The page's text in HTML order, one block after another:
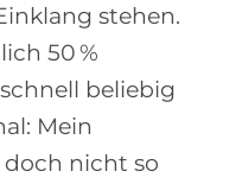
stehen.
50 %
beliebig
Mein
nicht so